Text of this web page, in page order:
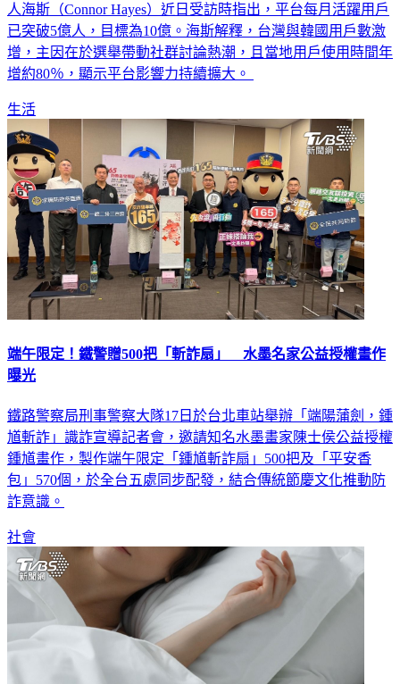
人海斯（Connor Hayes）近日受訪時指出，平台每月活躍用戶
已突破5億人，目標為10億。海斯解釋，台灣與韓國用戶數激
增，主因在於選舉帶動社群討論熱潮，且當地用戶使用時間年
增約80％，顯示平台影響力持續擴大。
生活
端午限定！鐵警贈500把「斬詐扇」 水墨名家公益授權畫作
曝光
鐵路警察局刑事警察大隊17日於台北車站舉辦「端陽蒲劍，鍾
馗斬詐」識詐宣導記者會，邀請知名水墨畫家陳士侯公益授權
鍾馗畫作，製作端午限定「鍾馗斬詐扇」500把及「平安香
包」570個，於全台五處同步配發，結合傳統節慶文化推動防
詐意識。
社會